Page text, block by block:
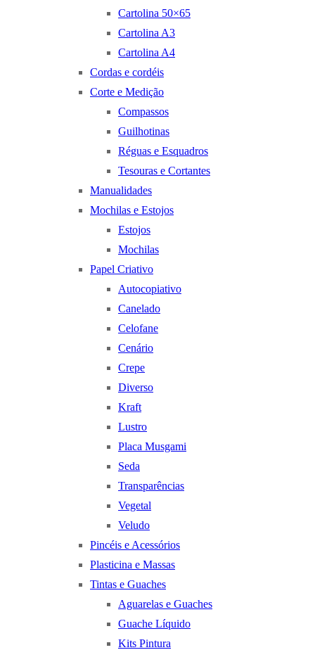
Cartolina 50×65
Cartolina A3
Cartolina A4
Cordas e cordéis
Corte e Medição
Compassos
Guilhotinas
Réguas e Esquadros
Tesouras e Cortantes
Manualidades
Mochilas e Estojos
Estojos
Mochilas
Papel Criativo
Autocopiativo
Canelado
Celofane
Cenário
Crepe
Diverso
Kraft
Lustro
Placa Musgami
Seda
Transparências
Vegetal
Veludo
Pincéis e Acessórios
Plasticina e Massas
Tintas e Guaches
Aguarelas e Guaches
Guache Líquido
Kits Pintura